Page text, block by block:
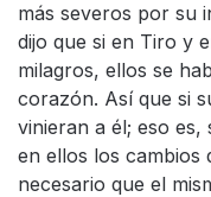
más severos por su
dijo que si en Tiro y
milagros, ellos se
corazón. Así que si
vinieran a él; eso
en ellos los cambios
necesario que el